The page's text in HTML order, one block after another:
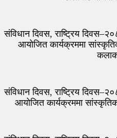
संविधान दिवस, राष्ट्रिय
आयोजित कार्यक्रममा
संविधान दिवस, राष्ट्रिय
आयोजित कार्यक्रममा